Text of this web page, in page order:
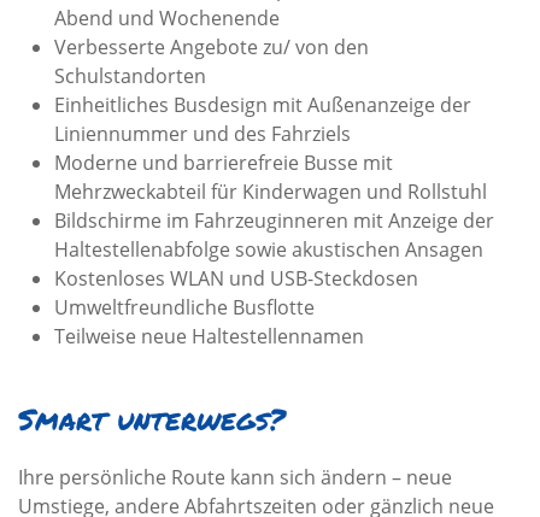
Abend und Wochenende
Verbesserte Angebote zu/ von den
Schulstandorten
Einheitliches Busdesign mit Außenanzeige der
Liniennummer und des Fahrziels
Moderne und barrierefreie Busse mit
Mehrzweckabteil für Kinderwagen und Rollstuhl
Bildschirme im Fahrzeuginneren mit Anzeige der
Haltestellenabfolge sowie akustischen Ansagen
Kostenloses WLAN und USB-Steckdosen
Umweltfreundliche Busflotte
Teilweise neue Haltestellennamen
Smart unterwegs?
Ihre persönliche Route kann sich ändern – neue
Umstiege, andere Abfahrtszeiten oder gänzlich neue